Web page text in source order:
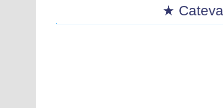
★